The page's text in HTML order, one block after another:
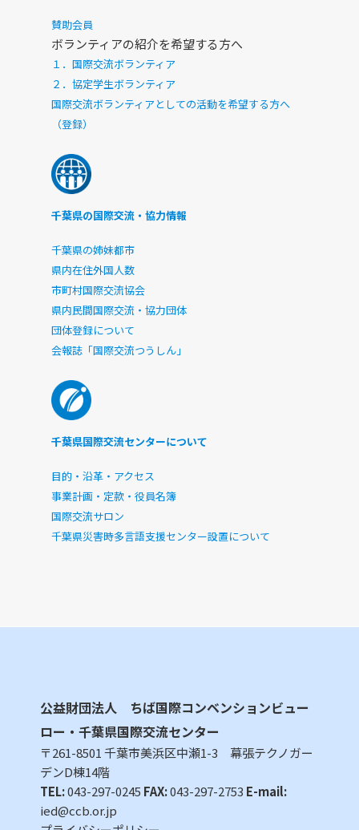
賛助会員
ボランティアの紹介を希望する方へ
１．国際交流ボランティア
２．協定学生ボランティア
国際交流ボランティアとしての活動を希望する方へ
（登録）
千葉県の国際交流・協力情報
千葉県の姉妹都市
県内在住外国人数
市町村国際交流協会
県内民間国際交流・協力団体
団体登録について
会報誌「国際交流つうしん」
千葉県国際交流センターについて
目的・沿革・アクセス
事業計画・定款・役員名簿
国際交流サロン
千葉県災害時多言語支援センター設置について
公益財団法人 ちば国際コンベンションビュー
ロー・千葉県国際交流センター
〒261-8501 千葉市美浜区中瀬1-3 幕張テクノガー
デンD棟14階
TEL:043-297-0245 FAX:043-297-2753 E-mail:
ied@ccb.or.jp